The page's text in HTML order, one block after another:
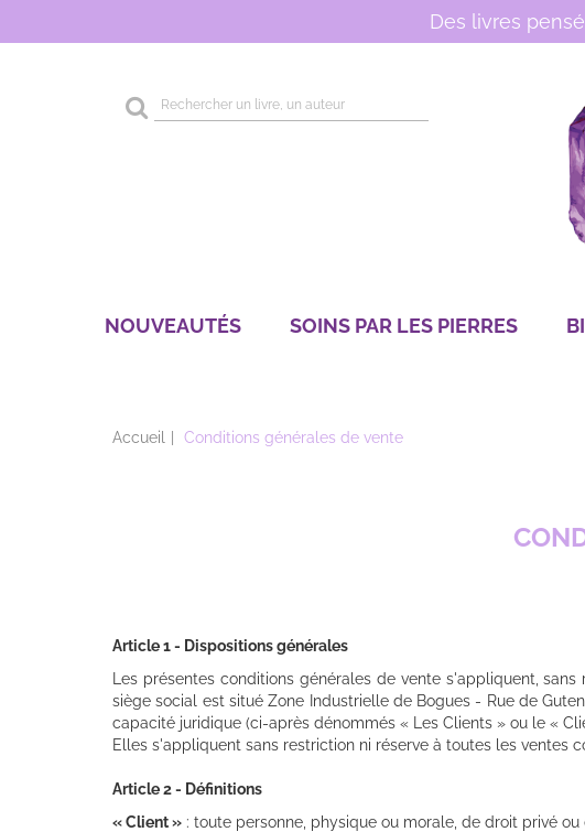
Des livres
Rechercher
sur
NOUVEAUTÉS SOINS PAR LES PIERRES
Accueil Conditions générales de vente
Article 1 - Dispositions générales
Les présentes conditions générales de vente s'appliquent,
siège social est situé Zone Industrielle de Bogues - Rue de
capacité juridique (ci-après dénommés « Les Clients » ou le «
Elles s'appliquent sans restriction ni réserve à toutes les ventes
Article 2 - Définitions
« Client » : toute personne, physique ou morale, de droit privé